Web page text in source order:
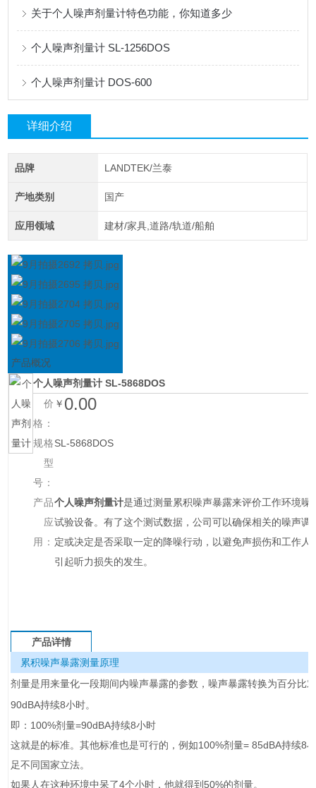
关于个人噪声剂量计特色功能，你知道多少
个人噪声剂量计 SL-1256DOS
个人噪声剂量计 DOS-600
详细介绍
品牌 LANDTEK/兰泰
产地类别 国产
应用领域 建材/家具,道路/轨道/船舶
产品概况
个人噪声剂量计 SL-5868DOS
价
格：
￥ 0.00
规格
型
号：
SL-5868DOS
产品
应
用：
个人噪声剂量计是通过测量累积噪声暴露来评价工作环境噪
试验设备。有了这个测试数据，公司可以确保相关的噪声调
定或决定是否采取一定的降噪行动，以避免声损伤和工作人
引起听力损失的发生。
产品详情
累积噪声暴露测量原理
剂量是用来量化一段期间内噪声暴露的参数，噪声暴露转换为百分比
90dBA持续8小时。
即：100%剂量=90dBA持续8小时
这就是的标准。其他标准也是可行的，例如100%剂量= 85dBA持续8
足不同国家立法。
如果人在这种环境中呆了4个小时，他就得到50%的剂量。